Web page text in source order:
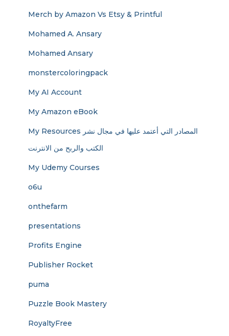
Merch by Amazon Vs Etsy & Printful
Mohamed A. Ansary
Mohamed Ansary
monstercoloringpack
My AI Account
My Amazon eBook
My Resources المصادر التي أعتمد عليها في مجال نشر
الكتب والربح من الانترنت
My Udemy Courses
o6u
onthefarm
presentations
Profits Engine
Publisher Rocket
puma
Puzzle Book Mastery
RoyaltyFree